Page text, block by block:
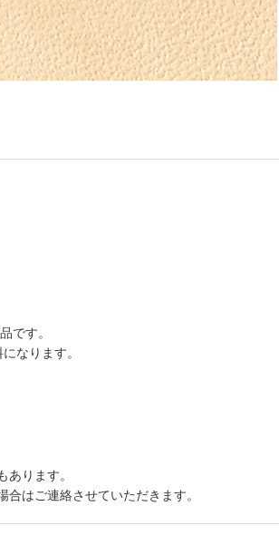
です。
なります。
ります。
はご連絡させていただきます。